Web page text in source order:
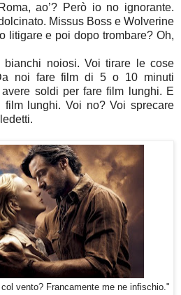
ao’? Però io no ignorante.
Missus Boss e Wolverine
litigare e poi dopo trombare? Oh,
noiosi. Voi tirare le cose
noi fare film di 5 o 10 minuti
soldi per fare film lunghi. E
film lunghi. Voi no? Voi sprecare
vento? Francamente me ne infischio."